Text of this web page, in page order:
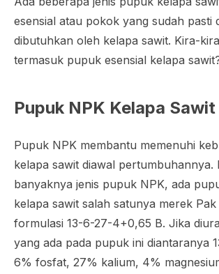
esensial atau pokok yang sudah pasti
dibutuhkan oleh kelapa sawit. Kira-
termasuk pupuk esensial kelapa
Pupuk NPK Kelapa Sawit
Pupuk NPK membantu memenuhi
kelapa sawit diawal pertumbuhannya.
banyaknya jenis pupuk NPK, ada
kelapa sawit salah satunya merek Pak
formulasi 13-6-27-4+0,65 B. Jika
yang ada pada pupuk ini diantaranya
6% fosfat, 27% kalium, 4%